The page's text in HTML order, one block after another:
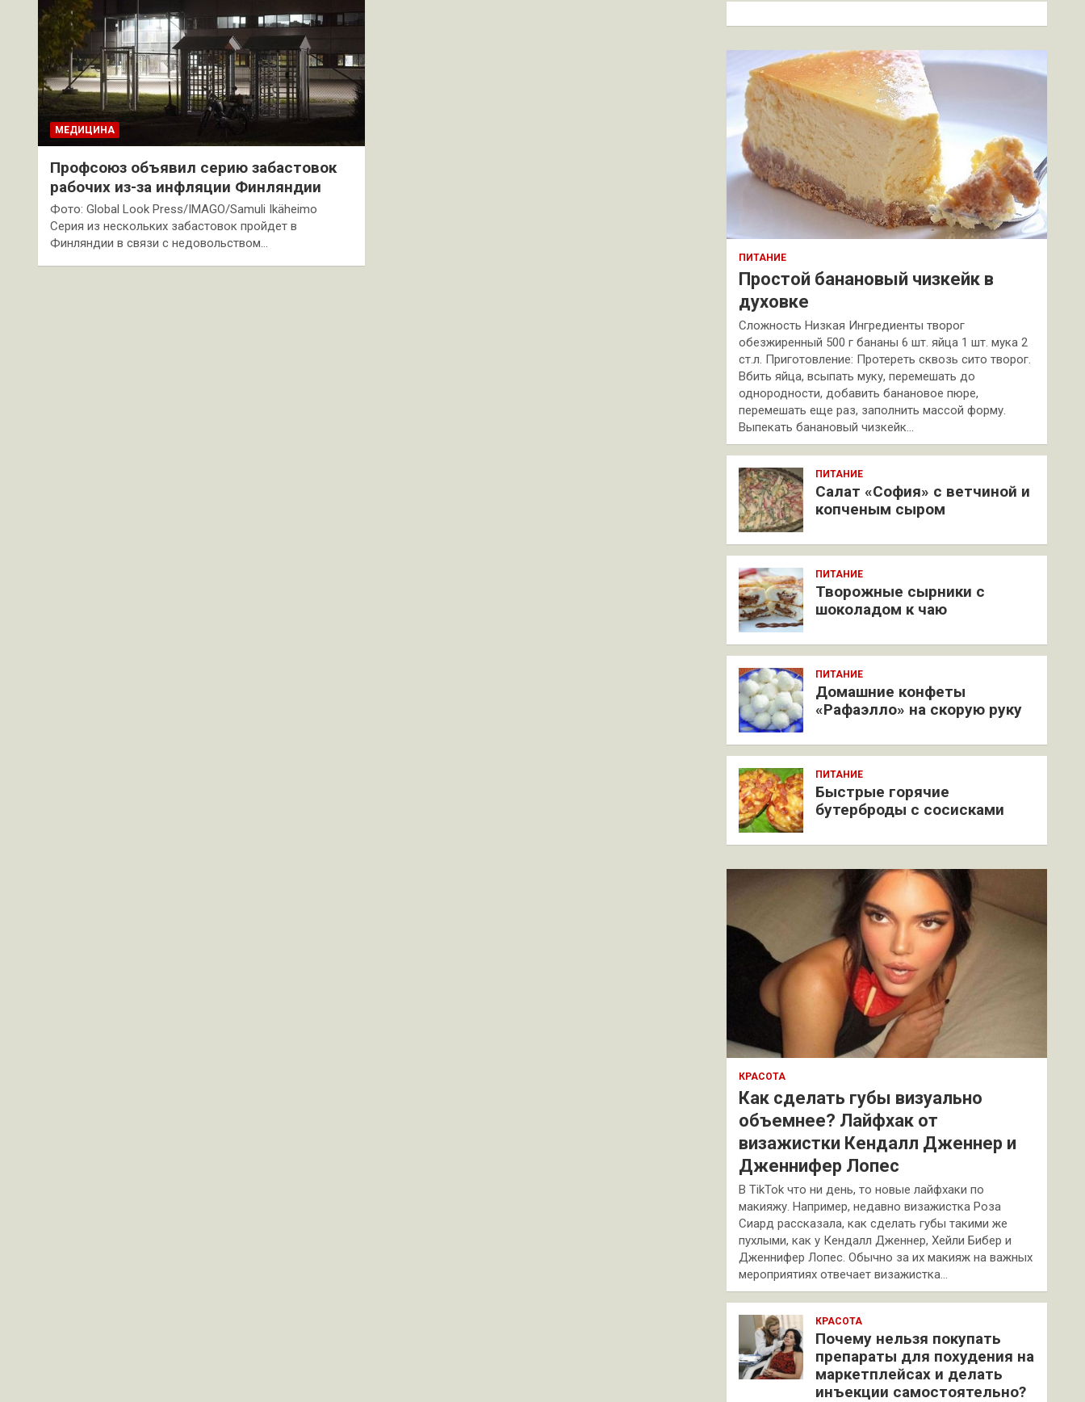
МЕДИЦИНА
Профсоюз объявил серию забастовок
рабочих из-за инфляции Финляндии
Фото: Global Look Press/IMAGO/Samuli Ikäheimo
Серия из нескольких забастовок пройдет в
Финляндии в связи с недовольством…
к
ПИТАНИЕ
Простой банановый чизкейк в
духовке
Сложность Низкая Ингредиенты творог
обезжиренный 500 г бананы 6 шт. яйца 1 шт. мука 2
ст.л. Приготовление: Протереть сквозь сито творог.
Вбить яйца, всыпать муку, перемешать до
однородности, добавить банановое пюре,
перемешать еще раз, заполнить массой форму.
Выпекать банановый чизкейк…
ПИТАНИЕ
Салат «София» с ветчиной и
копченым сыром
ПИТАНИЕ
Творожные сырники с
шоколадом к чаю
ПИТАНИЕ
Домашние конфеты
«Рафаэлло» на скорую руку
ПИТАНИЕ
Быстрые горячие
бутерброды с сосисками
КРАСОТА
Как сделать губы визуально
объемнее? Лайфхак от
визажистки Кендалл Дженнер и
Дженнифер Лопес
В TikTok что ни день, то новые лайфхаки по
макияжу. Например, недавно визажистка Роза
Сиард рассказала, как сделать губы такими же
пухлыми, как у Кендалл Дженнер, Хейли Бибер и
Дженнифер Лопес. Обычно за их макияж на важных
мероприятиях отвечает визажистка…
КРАСОТА
Почему нельзя покупать
препараты для похудения на
маркетплейсах и делать
инъекции самостоятельно?